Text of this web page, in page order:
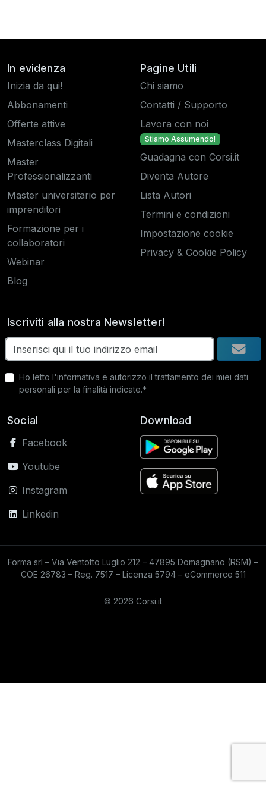
In evidenza
Inizia da qui!
Abbonamenti
Offerte attive
Masterclass Digitali
Master
Professionalizzanti
Master universitario per
imprenditori
Formazione per i
collaboratori
Webinar
Blog
Pagine Utili
Chi siamo
Contatti / Supporto
Lavora con noi
Stiamo Assumendo!
Guadagna con Corsi.it
Diventa Autore
Lista Autori
Termini e condizioni
Impostazione cookie
Privacy & Cookie Policy
Iscriviti alla nostra Newsletter!
Ho letto l'informativa e autorizzo il trattamento dei miei dati
personali per la finalità indicate.*
Social
Facebook
Youtube
Instagram
Linkedin
Download
Forma srl – Via Ventotto Luglio 212 – 47895 Domagnano (RSM) –
COE 26783 – Reg. 7517 – Licenza 5794 – eCommerce 511
© 2026 Corsi.it